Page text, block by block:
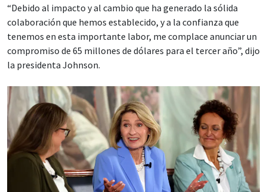
“Debido al impacto y al cambio que ha generado la sólida
colaboración que hemos establecido, y a la confianza que
tenemos en esta importante labor, me complace anunciar un
compromiso de 65 millones de dólares para el tercer año”, dijo
la presidenta Johnson.